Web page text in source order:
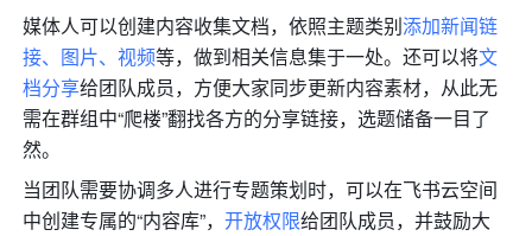
媒体人可以创建内容收集文档，依照主题类别添加新闻链
接、图片、视频等，做到相关信息集于一处。还可以将文
档分享给团队成员，方便大家同步更新内容素材，从此无
需在群组中“爬楼”翻找各方的分享链接，选题储备一目了
然。
当团队需要协调多人进行专题策划时，可以在飞书云空间
中创建专属的“内容库”，开放权限给团队成员，并鼓励大